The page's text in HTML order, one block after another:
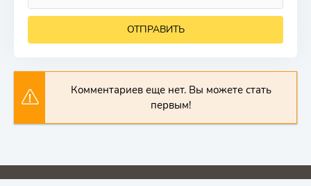
ОТПРАВИТЬ
Комментариев еще нет. Вы можете стать
первым!